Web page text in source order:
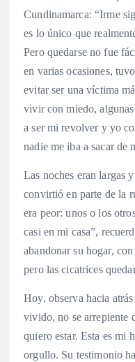
Cundinamarca: “Irme
es lo único que
Pero quedarse no fue
en varias ocasiones,
evitar ser una víctima
vivir con miedo,
a ser mi revolver y yo
nadie me iba a sacar de
Las noches eran largas
convirtió en parte de la
era peor: unos o los
casi en mi casa”,
abandonar su hogar,
pero las cicatrices
Hoy, observa hacia
vivido, no se arrepiente
quiero estar. Esta es mi
orgullo. Su testimonio